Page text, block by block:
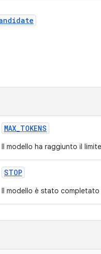
MAX_TOKENS
Il modello ha raggiunto il
STOP
Il modello è stato